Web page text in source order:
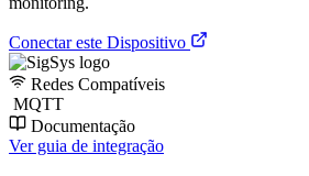
Conectar este Dispositivo
Redes Compatíveis
MQTT
Documentação
Ver guia de integração